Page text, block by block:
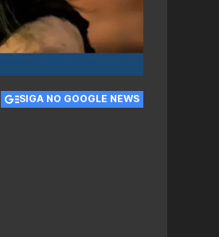
SIGA NO GOOGLE NEWS